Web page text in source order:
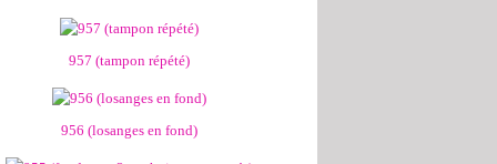
957 (tampon répété)
956 (losanges en fond)